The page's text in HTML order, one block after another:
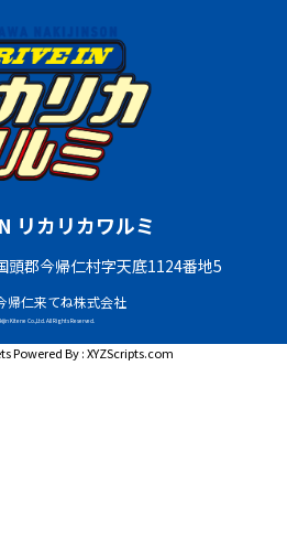
リカリカワルミ
頭郡今帰仁村字天底1124番地5
帰仁来てね株式会社
Kitene Co.,Ltd. All Rights Reserved.
Powered By :XYZScripts.com